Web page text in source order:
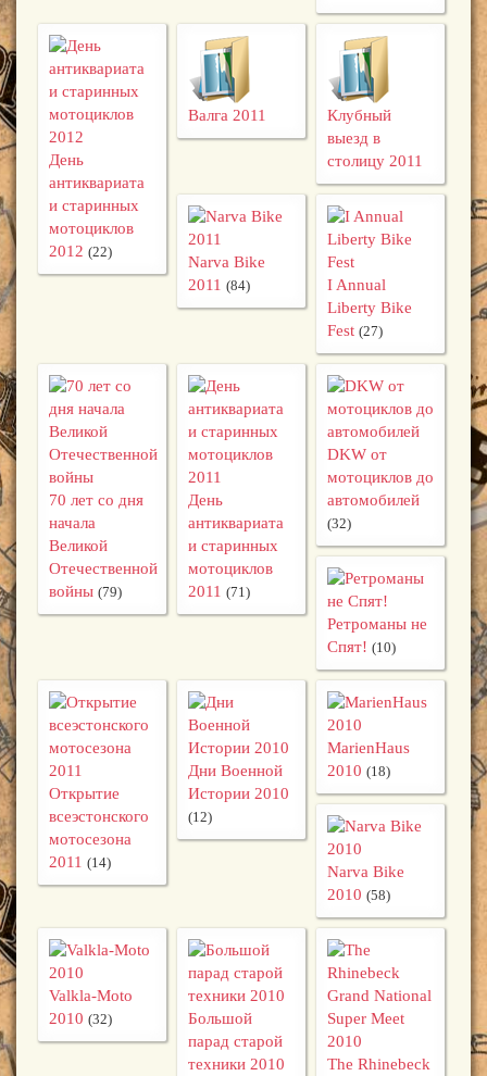
День
антиквариата
и старинных
мотоциклов
2012 (22)
Валга 2011
Клубный
выезд в
столицу 2011
Narva Bike
2011 (84)
I Annual
Liberty Bike
Fest (27)
70 лет со дня
начала
Великой
Отечественной
войны (79)
День
антиквариата
и старинных
мотоциклов
2011 (71)
DKW от
мотоциклов до
автомобилей
(32)
Ретроманы не
Спят! (10)
Открытие
всеэстонского
мотосезона
2011 (14)
Дни Военной
Истории 2010
(12)
MarienHaus
2010 (18)
Narva Bike
2010 (58)
Valkla-Moto
2010 (32)
Большой
парад старой
техники 2010
The Rhinebeck